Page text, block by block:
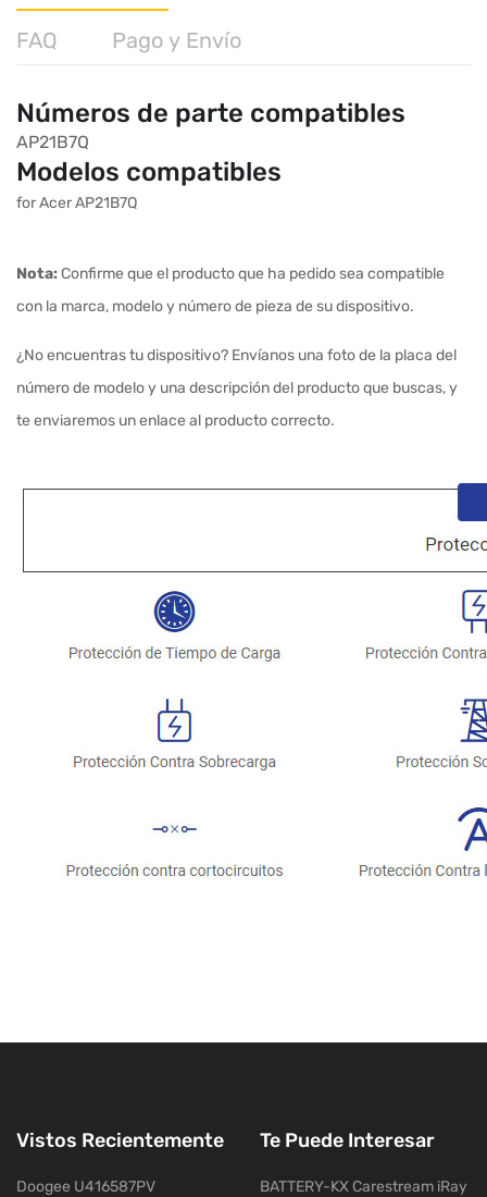
FAQ Pago y Envío
Números de parte compatibles
AP21B7Q
Modelos compatibles
for Acer AP21B7Q
Nota:Confirme que el producto que ha pedido sea compatible
con la marca, modelo y número de pieza de su dispositivo.
¿No encuentras tu dispositivo? Envíanos una foto de la placa del
número de modelo y una descripción del producto que buscas, y
te enviaremos un enlace al producto correcto.
Vistos Recientemente
Doogee U416587PV
Te Puede Interesar
BATTERY-KX Carestream iRay